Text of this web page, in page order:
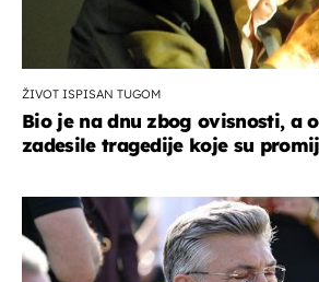
ŽIVOT ISPISAN TUGOM
Bio je na dnu zbog ovisnosti, a
zadesile tragedije koje su